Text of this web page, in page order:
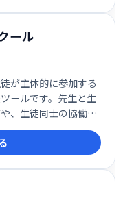
ール
が主体的に参加する
ールです。先生と生
、生徒同士の協働学
イルに対応し、より